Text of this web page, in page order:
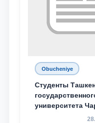
Obucheniye
Студенты
университета
Севдо